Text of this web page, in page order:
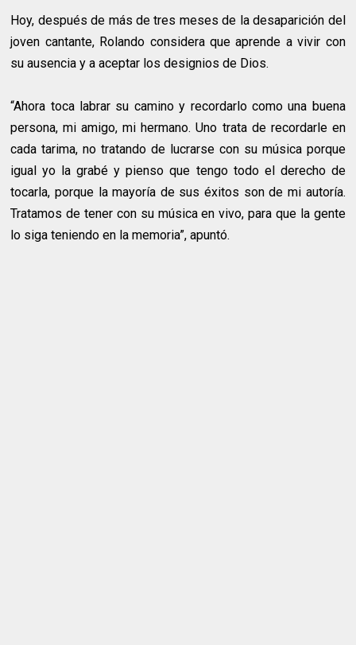
Hoy, después de más de tres meses de la desaparición del
joven cantante, Rolando considera que aprende a vivir con
su ausencia y a aceptar los designios de Dios.
“Ahora toca labrar su camino y recordarlo como una buena
persona, mi amigo, mi hermano. Uno trata de recordarle en
cada tarima, no tratando de lucrarse con su música porque
igual yo la grabé y pienso que tengo todo el derecho de
tocarla, porque la mayoría de sus éxitos son de mi autoría.
Tratamos de tener con su música en vivo, para que la gente
lo siga teniendo en la memoria”, apuntó.